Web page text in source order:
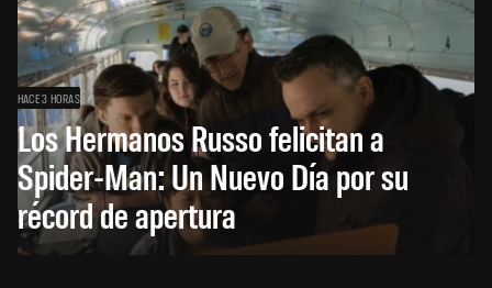
HACE 3 HORAS
Los Hermanos Russo felicitan a
Spider-Man: Un Nuevo Día por su
récord de apertura